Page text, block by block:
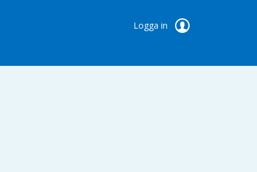
Logga in